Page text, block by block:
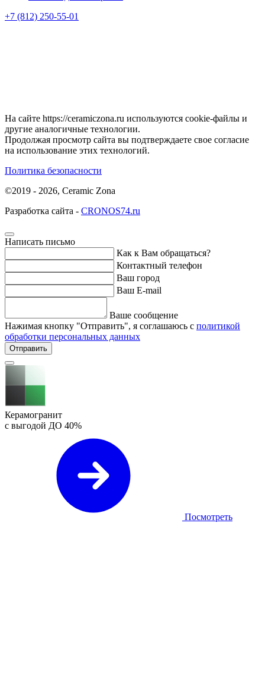
+7 (812) 250-55-01
На сайте https://ceramiczona.ru используются coоkie-файлы и
другие аналогичные технологии.
Продолжая просмотр сайта вы подтверждаете свое согласие
на использование этих технологий.
Политика безопасности
©2019 - 2026, Ceramic Zona
Разработка сайта - CRONOS74.ru
Написать письмо
Как к Вам обращаться?
Контактный телефон
Ваш город
Ваш E-mail
Ваше сообщение
Нажимая кнопку "Отправить", я соглашаюсь с политикой
обработки персональных данных
Отправить
Керамогранит
с выгодой ДО 40%
Посмотреть